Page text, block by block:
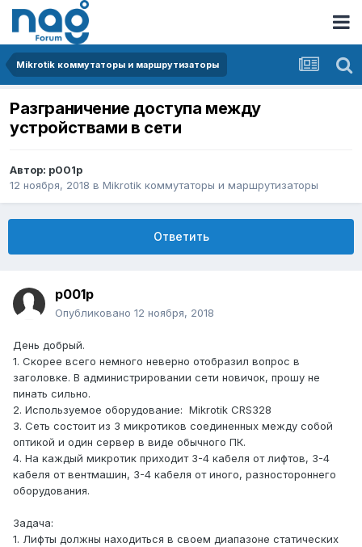
Mikrotik коммутаторы и маршрутизаторы
Разграничение доступа между
устройствами в сети
Автор: p001p
12 ноября, 2018 в Mikrotik коммутаторы и маршрутизаторы
Ответить
p001p
Опубликовано 12 ноября, 2018
День добрый.
1. Скорее всего немного неверно отобразил вопрос в
заголовке. В администрировании сети новичок, прошу не
пинать сильно.
2. Используемое оборудование: Mikrotik CRS328
3. Сеть состоит из 3 микротиков соединенных между собой
оптикой и один сервер в виде обычного ПК.
4. На каждый микротик приходит 3-4 кабеля от лифтов, 3-4
кабеля от вентмашин, 3-4 кабеля от иного, разностороннего
оборудования.
Задача:
1. Лифты должны находиться в своем диапазоне статических